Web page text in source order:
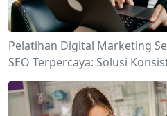
Pelatihan Digital Marketing
SEO Terpercaya: Solusi